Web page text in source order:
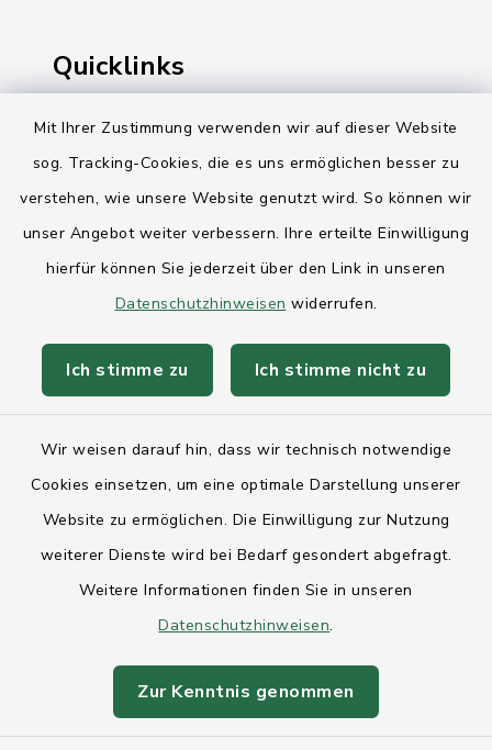
Mit Ihrer Zustimmung verwenden wir auf dieser Website
sog. Tracking-Cookies, die es uns ermöglichen besser zu
verstehen, wie unsere Website genutzt wird. So können wir
unser Angebot weiter verbessern. Ihre erteilte Einwilligung
hierfür können Sie jederzeit über den Link in unseren
Datenschutzhinweisen widerrufen.
Ich stimme zu Ich stimme nicht zu
Wir weisen darauf hin, dass wir technisch notwendige
Cookies einsetzen, um eine optimale Darstellung unserer
Website zu ermöglichen. Die Einwilligung zur Nutzung
weiterer Dienste wird bei Bedarf gesondert abgefragt.
Weitere Informationen finden Sie in unseren
Datenschutzhinweisen.
Zur Kenntnis genommen
Quicklinks
Ihre Behördennummer 115
Landesregierung Schleswig-Holstein
AktivRegion Mittelholstein
Anfahrt
Datenschutz
Sitemap